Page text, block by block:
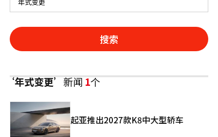
搜索
‘年式变更’新闻1个
起亚推出2027款K8中大型轿车